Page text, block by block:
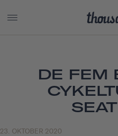
DE FEM
23. OKTOBER 2020